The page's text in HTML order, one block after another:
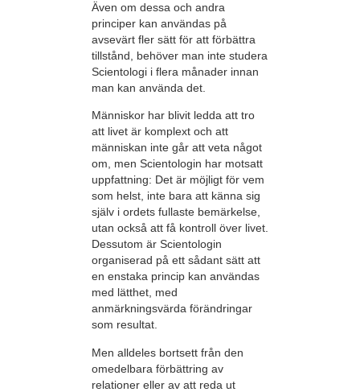
Även om dessa och andra
principer kan användas på
avsevärt fler sätt för att förbättra
tillstånd, behöver man inte studera
Scientologi i flera månader innan
man kan använda det.
Människor har blivit ledda att tro
att livet är komplext och att
människan inte går att veta något
om, men Scientologin har motsatt
uppfattning: Det är möjligt för vem
som helst, inte bara att känna sig
själv i ordets fullaste bemärkelse,
utan också att få kontroll över livet.
Dessutom är Scientologin
organiserad på ett sådant sätt att
en enstaka princip kan användas
med lätthet, med
anmärkningsvärda förändringar
som resultat.
Men alldeles bortsett från den
omedelbara förbättring av
relationer eller av att reda ut